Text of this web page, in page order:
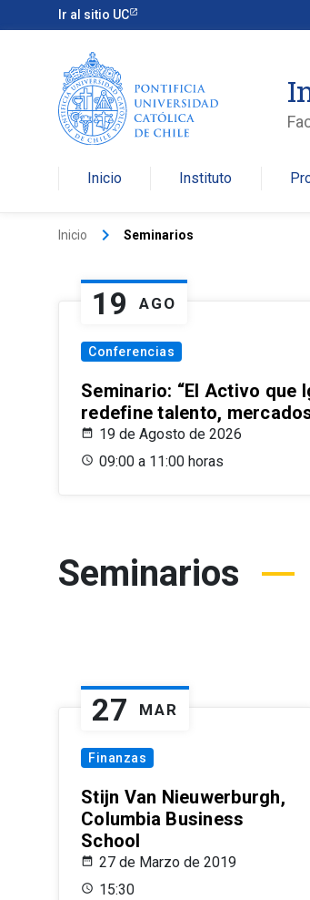
Ir al sitio UC
Inicio Instituto
Inicio keyboard_arrow_right Seminarios
19 AGO
Conferencias
Seminario: “El Activo que
redefine talento,
19 de Agosto de 2026
09:00 a 11:00 horas
Seminarios
27 MAR
Finanzas
Stijn Van Nieuwerburgh,
Columbia Business
School
27 de Marzo de 2019
15:30